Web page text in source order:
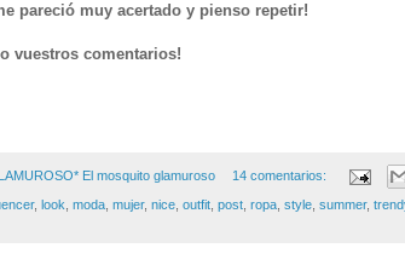
pareció muy acertado y pienso repetir!
vuestros comentarios!
El mosquito glamuroso 14 comentarios:
, look, moda, mujer, nice, outfit, post, ropa, style, summer,